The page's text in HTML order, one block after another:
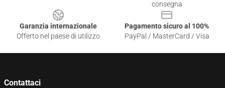
consegna
Garanzia internazionale
Offerto nel paese di utilizzo
Pagamento sicuro al 100%
PayPal / MasterCard / Visa
Contattaci